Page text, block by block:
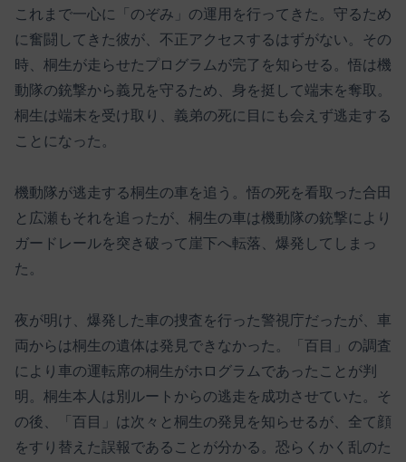
これまで一心に「のぞみ」の運用を行ってきた。守るため
に奮闘してきた彼が、不正アクセスするはずがない。その
時、桐生が走らせたプログラムが完了を知らせる。悟は機
動隊の銃撃から義兄を守るため、身を挺して端末を奪取。
桐生は端末を受け取り、義弟の死に目にも会えず逃走する
ことになった。
機動隊が逃走する桐生の車を追う。悟の死を看取った合田
と広瀬もそれを追ったが、桐生の車は機動隊の銃撃により
ガードレールを突き破って崖下へ転落、爆発してしまっ
た。
夜が明け、爆発した車の捜査を行った警視庁だったが、車
両からは桐生の遺体は発見できなかった。「百目」の調査
により車の運転席の桐生がホログラムであったことが判
明。桐生本人は別ルートからの逃走を成功させていた。そ
の後、「百目」は次々と桐生の発見を知らせるが、全て顔
をすり替えた誤報であることが分かる。恐らくかく乱のた